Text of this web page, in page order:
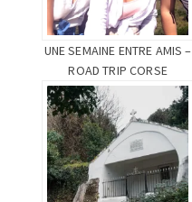
UNE SEMAINE ENTRE AMIS –
ROAD TRIP CORSE